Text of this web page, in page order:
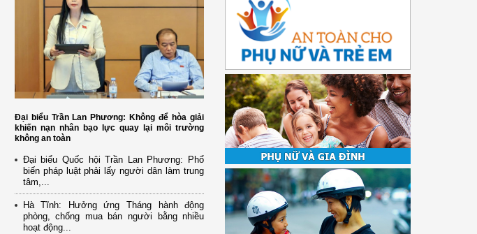
Đại biểu Trần Lan Phương: Không để hòa giải
khiến nạn nhân bạo lực quay lại môi trường
không an toàn
Đại biểu Quốc hội Trần Lan Phương: Phổ
biến pháp luật phải lấy người dân làm trung
tâm,...
Hà Tĩnh: Hưởng ứng Tháng hành động
phòng, chống mua bán người bằng nhiều
hoạt động...